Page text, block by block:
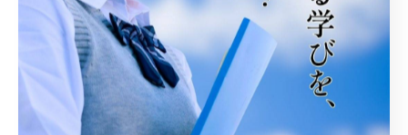
自宅学習に集中できないと感じる生徒は少なくありませ
ん。特に福井県坂井市では、家庭内の誘惑や生活音、家
族との距離感などが学習の妨げになるケースが多いで
す。こうした悩みを抱える方にとって、塾や自習室の活